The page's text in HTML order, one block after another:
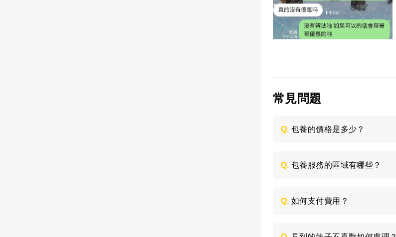
常見問題
Q. 包養的價格是多少？
Q. 包養服務的區域有哪些？
Q. 如何支付費用？